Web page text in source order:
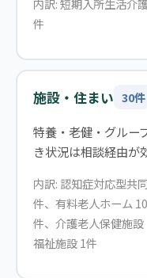
内訳: 短期入所生活介
件
施設・住まい 30件
特養・老健・グルー
き状況は相談経由が
内訳: 認知症対応型共
件、有料老人ホーム
件、介護老人保健施
福祉施設 1件